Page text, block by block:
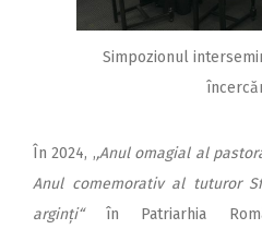
Simpozionul
În 2024, ,,Anul omagial al
Anul comemorativ al tuturor
arginți“în Patriarhia